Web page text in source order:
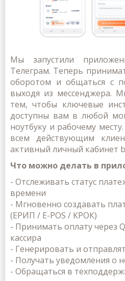
Мы запустили
Телеграм. Теперь
оборотом и общаться с
выходя из мессенджера.
тем, чтобы ключевые
доступны вам в любой
ноутбуку и рабочему
всем действующим
активный личный кабинет
Что можно делать в
- Отслеживать статус
времени
- Мгновенно создавать
(ЕРИП / E-POS / КРОК)
- Принимать оплатучерез
кассира
- Генерировать и
- Получать уведомления о
- Обращаться в